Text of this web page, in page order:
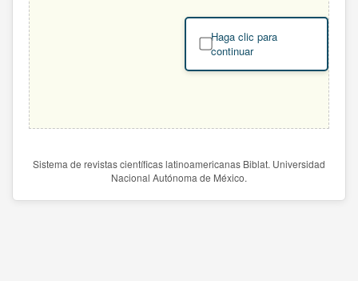
Haga clic para
continuar
Sistema de revistas científicas latinoamericanas Biblat. Universidad
Nacional Autónoma de México.